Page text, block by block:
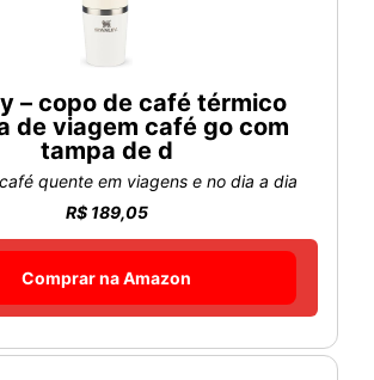
– copo de café térmico
de viagem café go com
tampa de d
quente em viagens e no dia a dia
R$ 189,05
Comprar na Amazon